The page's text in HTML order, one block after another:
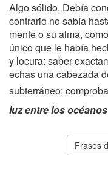
Algo sólido. Debía
contrario no sabía
mente o su alma,
único que le había
y locura: saber
echas una cabezada
subterráneo;
luz entre los océanos
Frases